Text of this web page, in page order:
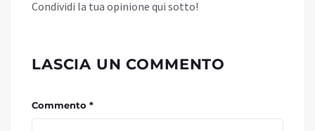
Condividi la tua opinione qui sotto!
LASCIA UN COMMENTO
Commento *